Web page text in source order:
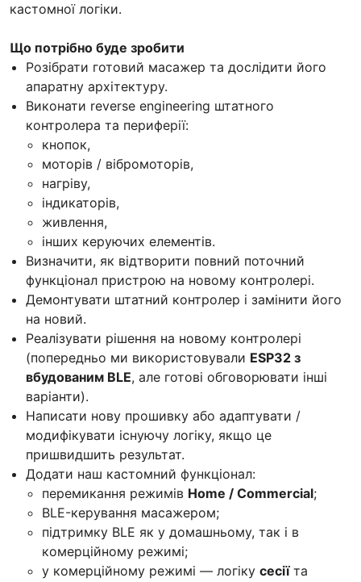
кастомної логіки.
Що потрібно буде зробити
Розібрати готовий масажер та дослідити його
апаратну архітектуру.
Виконати reverse engineering штатного
контролера та периферії:
кнопок,
моторів / вібромоторів,
нагріву,
індикаторів,
живлення,
інших керуючих елементів.
Визначити, як відтворити повний поточний
функціонал пристрою на новому контролері.
Демонтувати штатний контролер і замінити його
на новий.
Реалізувати рішення на новому контролері
(попередньо ми використовували ESP32 з
вбудованим BLE, але готові обговорювати інші
варіанти).
Написати нову прошивку або адаптувати /
модифікувати існуючу логіку, якщо це
пришвидшить результат.
Додати наш кастомний функціонал:
перемикання режимів Home / Commercial;
BLE-керування масажером;
підтримку BLE як у домашньому, так і в
комерційному режимі;
у комерційному режимі — логіку сесіїта